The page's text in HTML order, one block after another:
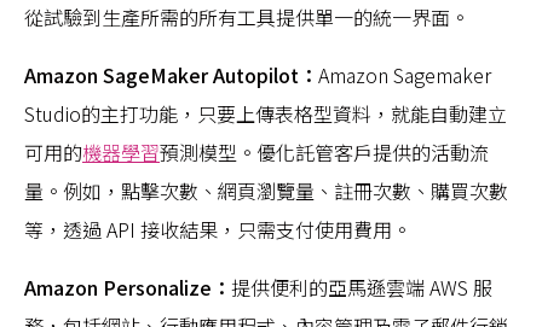
從試驗到生產所需的所有工具提供單一的統一界面。
Amazon SageMaker Autopilot： Amazon Sagemaker
Studio的主打功能，只要上傳表格型資料，就能自動建立
可用的機器學習預測模型。優化託管客戶提供的活動流
量。例如，點擊次數、網頁瀏覽量、註冊次數、購買次數
等，透過 API 接收結果，只需支付使用費用。
Amazon Personalize： 提供便利的亞馬遜雲端 AWS 服